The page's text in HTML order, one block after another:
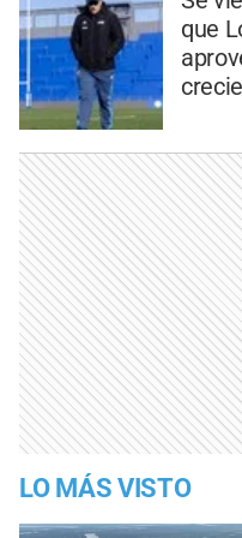
que
LO MÁS VISTO